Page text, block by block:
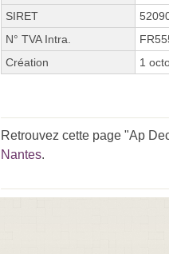
SIRET
N° TVA Intra.
Création
1
Retrouvez cette page "Ap
Nantes.